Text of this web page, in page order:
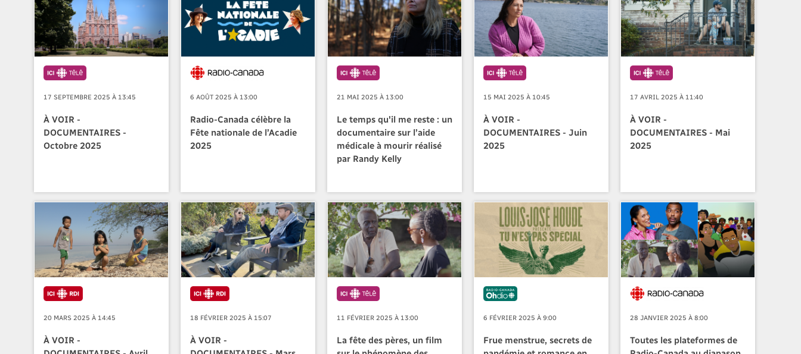
17 SEPTEMBRE 2025 À 13:45
À VOIR -
DOCUMENTAIRES -
Octobre 2025
6 AOÛT 2025 À 13:00
Radio-Canada célèbre la
Fête nationale de l’Acadie
2025
21 MAI 2025 À 13:00
Le temps qu'il me reste : un
documentaire sur l’aide
médicale à mourir réalisé
par Randy Kelly
15 MAI 2025 À 10:45
À VOIR -
DOCUMENTAIRES - Juin
2025
17 AVRIL 2025 À 11:40
À VOIR -
DOCUMENTAIRES - Mai
2025
20 MARS 2025 À 14:45
À VOIR -
18 FÉVRIER 2025 À 15:07
À VOIR -
11 FÉVRIER 2025 À 13:00
La fête des pères, un film
6 FÉVRIER 2025 À 9:00
Frue menstrue, secrets de
28 JANVIER 2025 À 8:00
Toutes les plateformes de